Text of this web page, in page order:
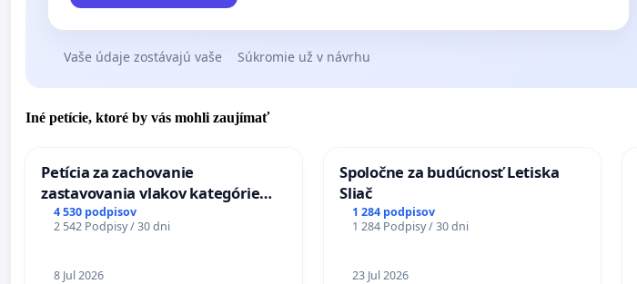
Vaše údaje zostávajú vaše Súkromie už v návrhu
Iné petície, ktoré by vás mohli zaujímať
Petícia za zachovanie
zastavovania vlakov kategórie
Expres (Ex) TATRAN v železničnej
stanici Púchov
4 530 podpisov
2 542 Podpisy / 30 dni
8 Jul 2026
Spoločne za budúcnosť Letiska
Sliač
1 284 podpisov
1 284 Podpisy / 30 dni
23 Jul 2026